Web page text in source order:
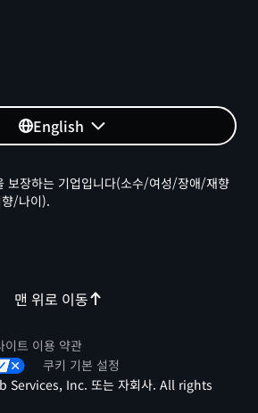
English
맨 위로 이동
보장하는 기업입니다(소수/여성/장애/재향
/나이).
이트 이용 약관
쿠키 기본 설정
Services, Inc. 또는 자회사. All rights